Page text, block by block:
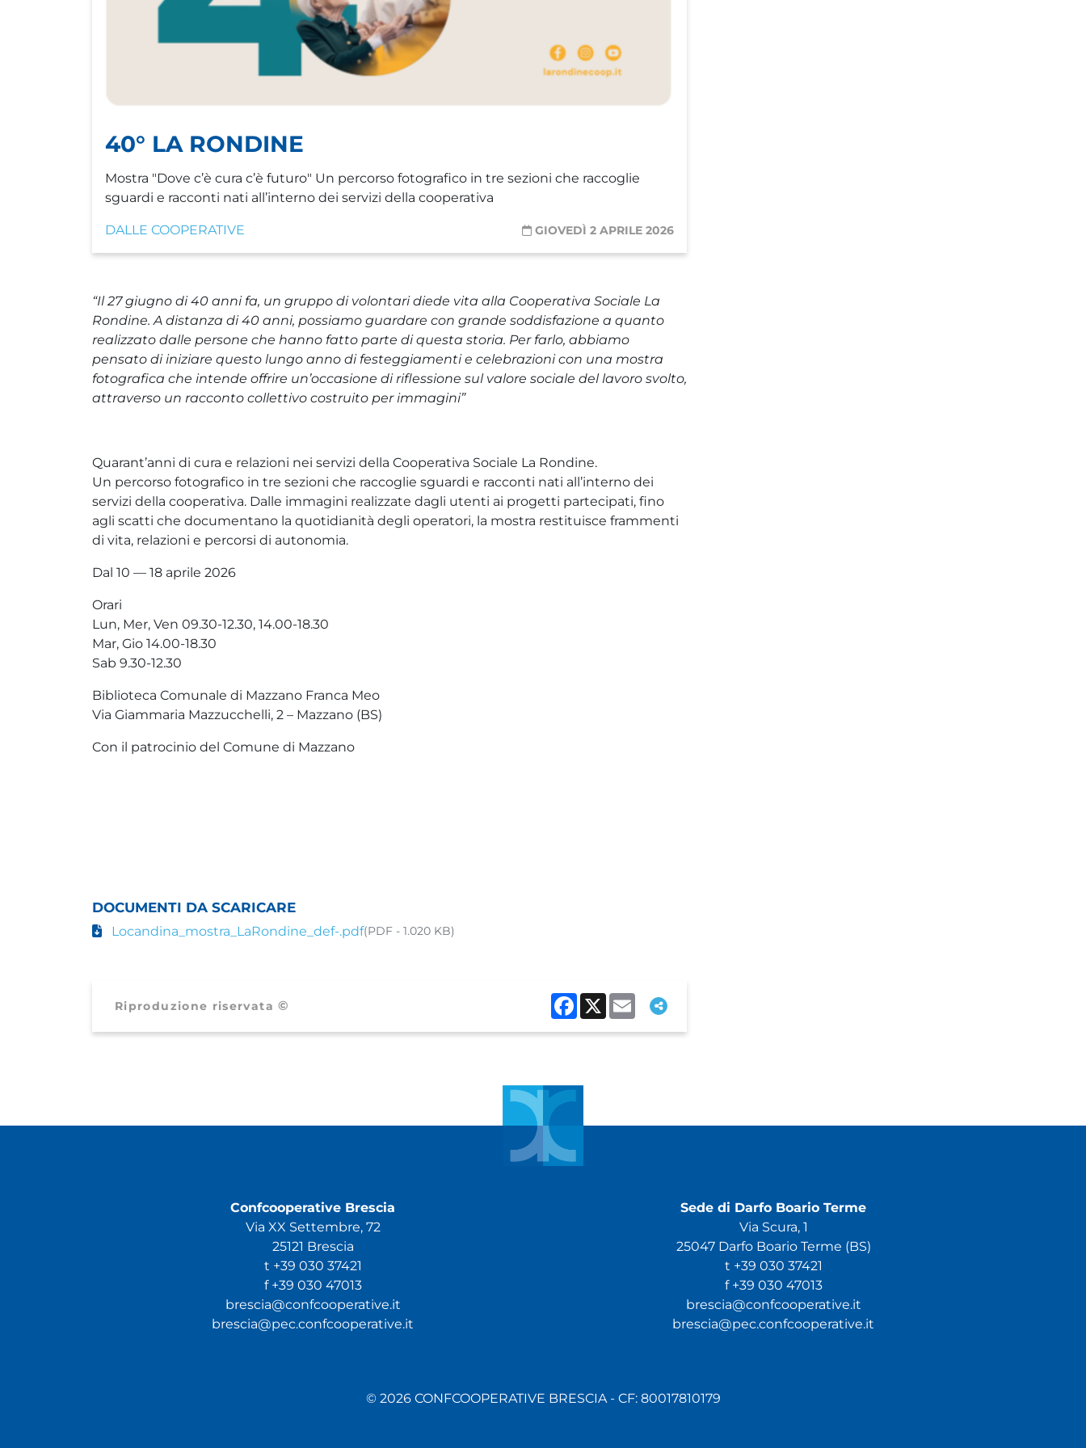
40° LA RONDINE
Mostra "Dove c’è cura c’è futuro" Un percorso fotografico in tre sezioni che raccoglie
sguardi e racconti nati all’interno dei servizi della cooperativa
DALLE COOPERATIVE GIOVEDÌ 2 APRILE 2026
“Il 27 giugno di 40 anni fa, un gruppo di volontari diede vita alla Cooperativa Sociale La
Rondine. A distanza di 40 anni, possiamo guardare con grande soddisfazione a quanto
realizzato dalle persone che hanno fatto parte di questa storia. Per farlo, abbiamo
pensato di iniziare questo lungo anno di festeggiamenti e celebrazioni con una mostra
fotografica che intende offrire un’occasione di riflessione sul valore sociale del lavoro svolto,
attraverso un racconto collettivo costruito per immagini”
Quarant’anni di cura e relazioni nei servizi della Cooperativa Sociale La Rondine.
Un percorso fotografico in tre sezioni che raccoglie sguardi e racconti nati all’interno dei
servizi della cooperativa. Dalle immagini realizzate dagli utenti ai progetti partecipati, fino
agli scatti che documentano la quotidianità degli operatori, la mostra restituisce frammenti
di vita, relazioni e percorsi di autonomia.
Dal 10 — 18 aprile 2026
Orari
Lun, Mer, Ven 09.30-12.30, 14.00-18.30
Mar, Gio 14.00-18.30
Sab 9.30-12.30
Biblioteca Comunale di Mazzano Franca Meo
Via Giammaria Mazzucchelli, 2 – Mazzano (BS)
Con il patrocinio del Comune di Mazzano
DOCUMENTI DA SCARICARE
Locandina_mostra_LaRondine_def-.pdf(PDF - 1.020 KB)
Riproduzione riservata© Facebook
X Email
Confcooperative Brescia
Via XX Settembre, 72
25121 Brescia
t +39 030 37421
f +39 030 47013
brescia@confcooperative.it
brescia@pec.confcooperative.it
Sede di Darfo Boario Terme
Via Scura, 1
25047 Darfo Boario Terme (BS)
t +39 030 37421
f +39 030 47013
brescia@confcooperative.it
brescia@pec.confcooperative.it
© 2026 CONFCOOPERATIVE BRESCIA - CF: 80017810179